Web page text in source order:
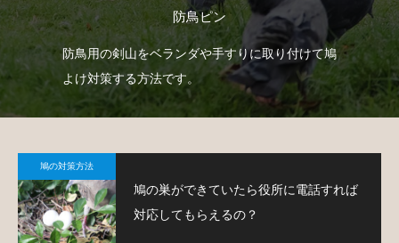
防鳥ピン
防鳥用の剣山をベランダや手すりに取り付けて鳩
よけ対策する方法です。
鳩の対策方法
鳩の巣ができていたら役所に電話すれば
対応してもらえるの？